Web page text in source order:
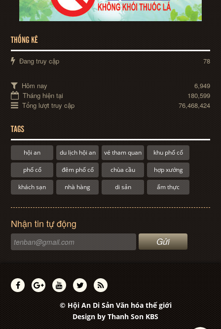
THỐNG KÊ
Đang truy cập 78
Hôm nay
6,949
Tháng hiện tại
180,599
Tổng lượt truy cập
76,468,424
TAGS
hội an du lịch hội an vé tham quan khu phố cổ
phố cổ đêm phố cổ chùa cầu hợp xướng
khách sạn nhà hàng di sản ẩm thực
Nhận tin tự động
© Hội An Di Sản Văn hóa thế giới
Design by Thanh Son KBS